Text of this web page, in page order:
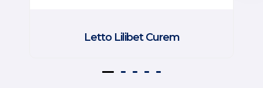
Letto Lilibet Curem